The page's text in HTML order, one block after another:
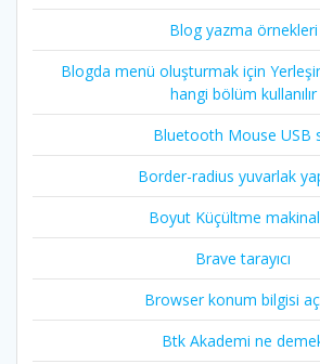
Blog yazma örnekleri
Blogda menü oluşturmak için
hangi bölüm kullanılır
Bluetooth Mouse USB
Border-radius yuvarlak
Boyut Küçültme
Brave tarayıcı
Browser konum bilgisi
Btk Akademi ne